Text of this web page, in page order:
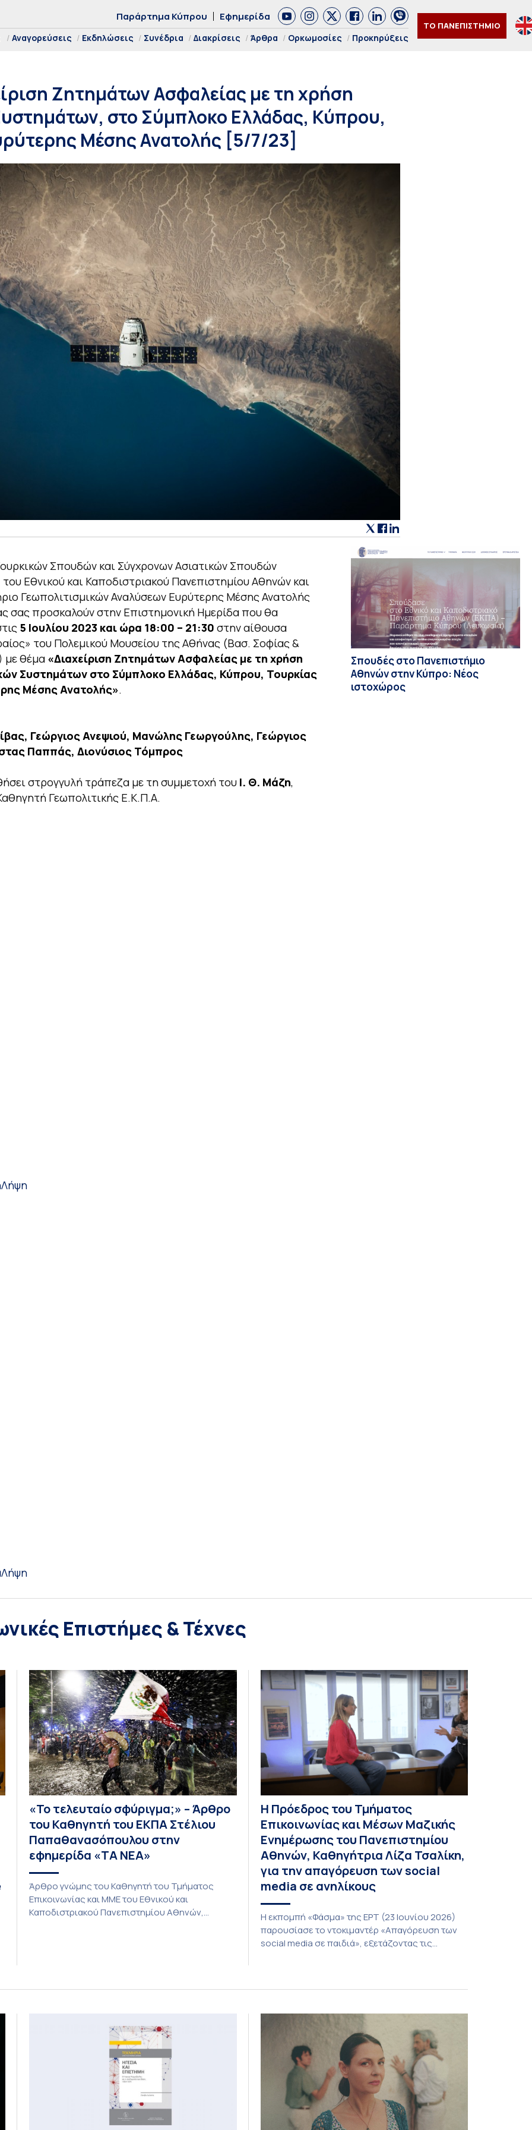
Παράρτημα Κύπρου Εφημερίδα
Αναγορεύσεις Εκδηλώσεις Συνέδρια Διακρίσεις Άρθρα Ορκωμοσίες Προκηρύξεις
ΤΟ ΠΑΝΕΠΙΣΤΗΜΙΟ
Ζητημάτων Ασφαλείας με τη χρήση
στο Σύμπλοκο Ελλάδας, Κύπρου,
Μέσης Ανατολής [5/7/23]
Σπουδών και Σύγχρονων Ασιατικών Σπουδών
Εθνικού και Καποδιστριακού Πανεπιστημίου Αθηνών και
Γεωπολιτισμικών Αναλύσεων Ευρύτερης Μέσης Ανατολής
σας προσκαλούν στην Επιστημονική Ημερίδα που θα
5 Ιουλίου 2023 και ώρα 18:00 – 21:30 στην αίθουσα
του Πολεμικού Μουσείου της Αθήνας (Βασ. Σοφίας &
με θέμα «Διαχείριση Ζητημάτων Ασφαλείας με τη χρήση
Συστημάτων στο Σύμπλοκο Ελλάδας, Κύπρου, Τουρκίας
Μέσης Ανατολής».
Γεώργιος Ανεψιού, Μανώλης Γεωργούλης, Γεώργιος
Παππάς, Διονύσιος Τόμπρος
στρογγυλή τράπεζα με τη συμμετοχή του Ι. Θ. Μάζη,
Γεωπολιτικής Ε.Κ.Π.Α.
Λήψη
Λήψη
Σπουδές στο Πανεπιστήμιο
Αθηνών στην Κύπρο: Νέος
ιστοχώρος
Επιστήμες & Τέχνες
«Το τελευταίο σφύριγμα;» – Άρθρο
του Καθηγητή του ΕΚΠΑ Στέλιου
Παπαθανασόπουλου στην
εφημερίδα «ΤΑ ΝΕΑ»
Άρθρο γνώμης του Καθηγητή του Τμήματος
Επικοινωνίας και ΜΜΕ του Εθνικού και
Καποδιστριακού Πανεπιστημίου Αθηνών,
τηλεοπτικό γεγονός σε απευθείας σύνδεση»
Η Πρόεδρος του Τμήματος
Επικοινωνίας και Μέσων Μαζικής
Ενημέρωσης του Πανεπιστημίου
Αθηνών, Καθηγήτρια Λίζα Τσαλίκη,
για την απαγόρευση των social
media σε ανηλίκους
Η εκπομπή «Φάσμα» της ΕΡΤ (23 Ιουνίου 2026)
παρουσίασε το ντοκιμαντέρ «Απαγόρευση των
social media σε παιδιά», εξετάζοντας τις
περιορισμοί ή οι απαγορεύσεις χρήσης των
μέσων κοινωνικής […]